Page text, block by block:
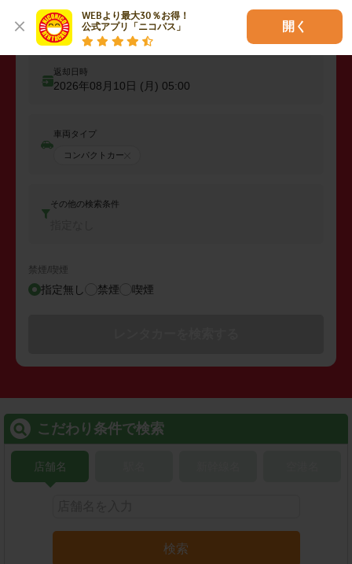
WEBより最大30％お得！
公式アプリ「ニコパス」
開く
出発日時
2026年08月09日 (日)
返却日時
2026年08月10日 (月) 05:00
車両タイプ
コンパクトカー
その他の検索条件
禁煙/喫煙
指定無し 禁煙 喫煙
こだわり条件で検索
店舗名
検索